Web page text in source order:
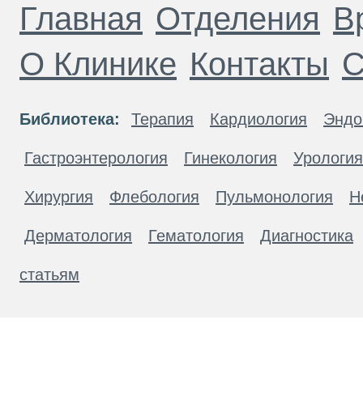
Главная Отделения
О Клинике Контакты
Библиотека: Терапия Кардиология
Гастроэнтерология Гинекология Урология
Хирургия Флебология Пульмонология
Дерматология Гематология Диагностика
статьям